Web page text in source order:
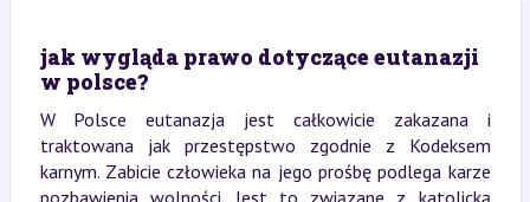
jak wygląda prawo dotyczące eutanazji
w polsce?
W Polsce eutanazja jest całkowicie zakazana i
traktowana jak przestępstwo zgodnie z Kodeksem
karnym. Zabicie człowieka na jego prośbę podlega karze
pozbawienia wolności. Jest to związane z katolicką